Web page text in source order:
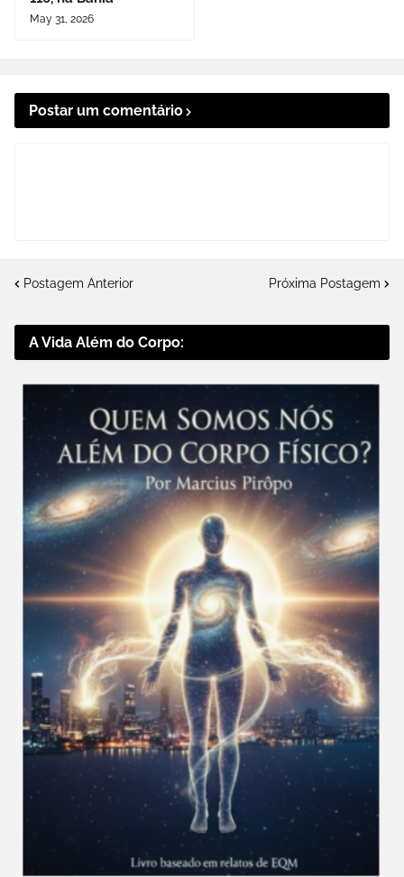
May 31, 2026
Postar um comentário
Postagem Anterior Próxima Postagem
A Vida Além do Corpo: